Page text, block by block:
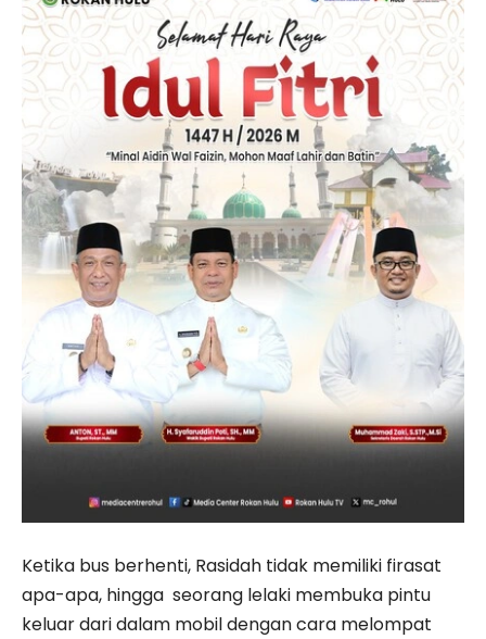
Ketika bus berhenti, Rasidah tidak memiliki firasat
apa-apa, hingga seorang lelaki membuka pintu
keluar dari dalam mobil dengan cara melompat